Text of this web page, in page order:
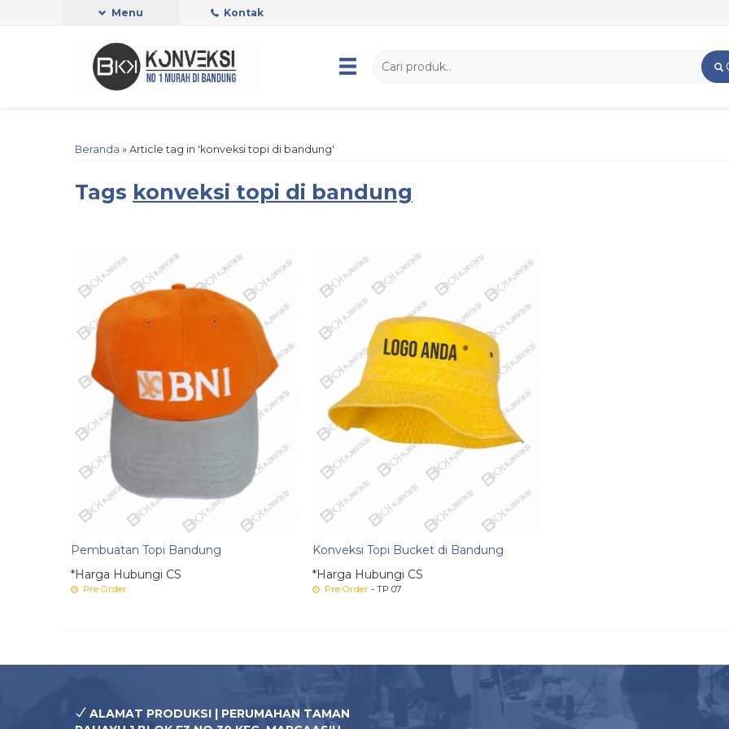
Menu Kontak
Beranda » Article tag in 'konveksi topi di bandung'
Tags konveksi topi di bandung
Pembuatan Topi Bandung
*Harga Hubungi CS
Pre Order
Konveksi Topi Bucket di Bandung
*Harga Hubungi CS
Pre Order - TP 07
ALAMAT PRODUKSI | PERUMAHAN TAMAN